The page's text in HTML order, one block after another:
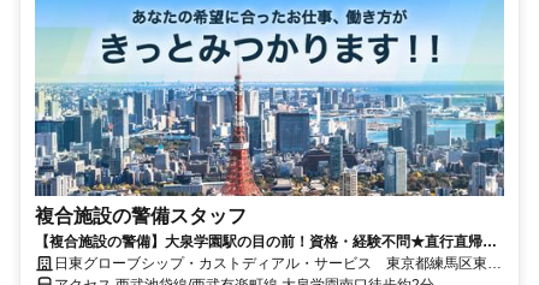
複合施設の警備スタッフ
【複合施設の警備】大泉学園駅の目の前！資格・経験不問★直行直帰◎
効率よく稼げます♪
日東グローブシップ・カストディアル・サービス 東京都練馬区東大